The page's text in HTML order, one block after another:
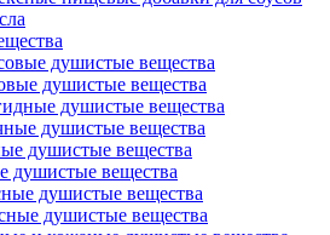
душистые вещества
душистые вещества
душистые вещества
душистые вещества
душистые вещества
душистые вещества
душистые вещества
душистые вещества